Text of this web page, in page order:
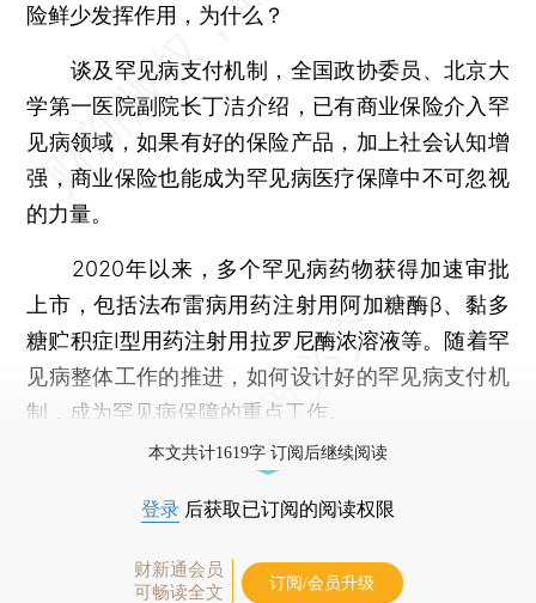
险鲜少发挥作用，为什么？
谈及罕见病支付机制，全国政协委员、北京大
学第一医院副院长丁洁介绍，已有商业保险介入罕
见病领域，如果有好的保险产品，加上社会认知增
强，商业保险也能成为罕见病医疗保障中不可忽视
的力量。
2020年以来，多个罕见病药物获得加速审批
上市，包括法布雷病用药注射用阿加糖酶β、黏多
糖贮积症I型用药注射用拉罗尼酶浓溶液等。随着罕
见病整体工作的推进，如何设计好的罕见病支付机
制，成为罕见病保障的重点工作。
本文共计1619字 订阅后继续阅读
登录 后获取已订阅的阅读权限
财新通会员
可畅读全文
订阅/会员升级